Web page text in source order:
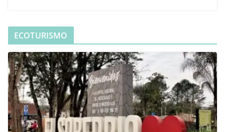
ECOTURISMO